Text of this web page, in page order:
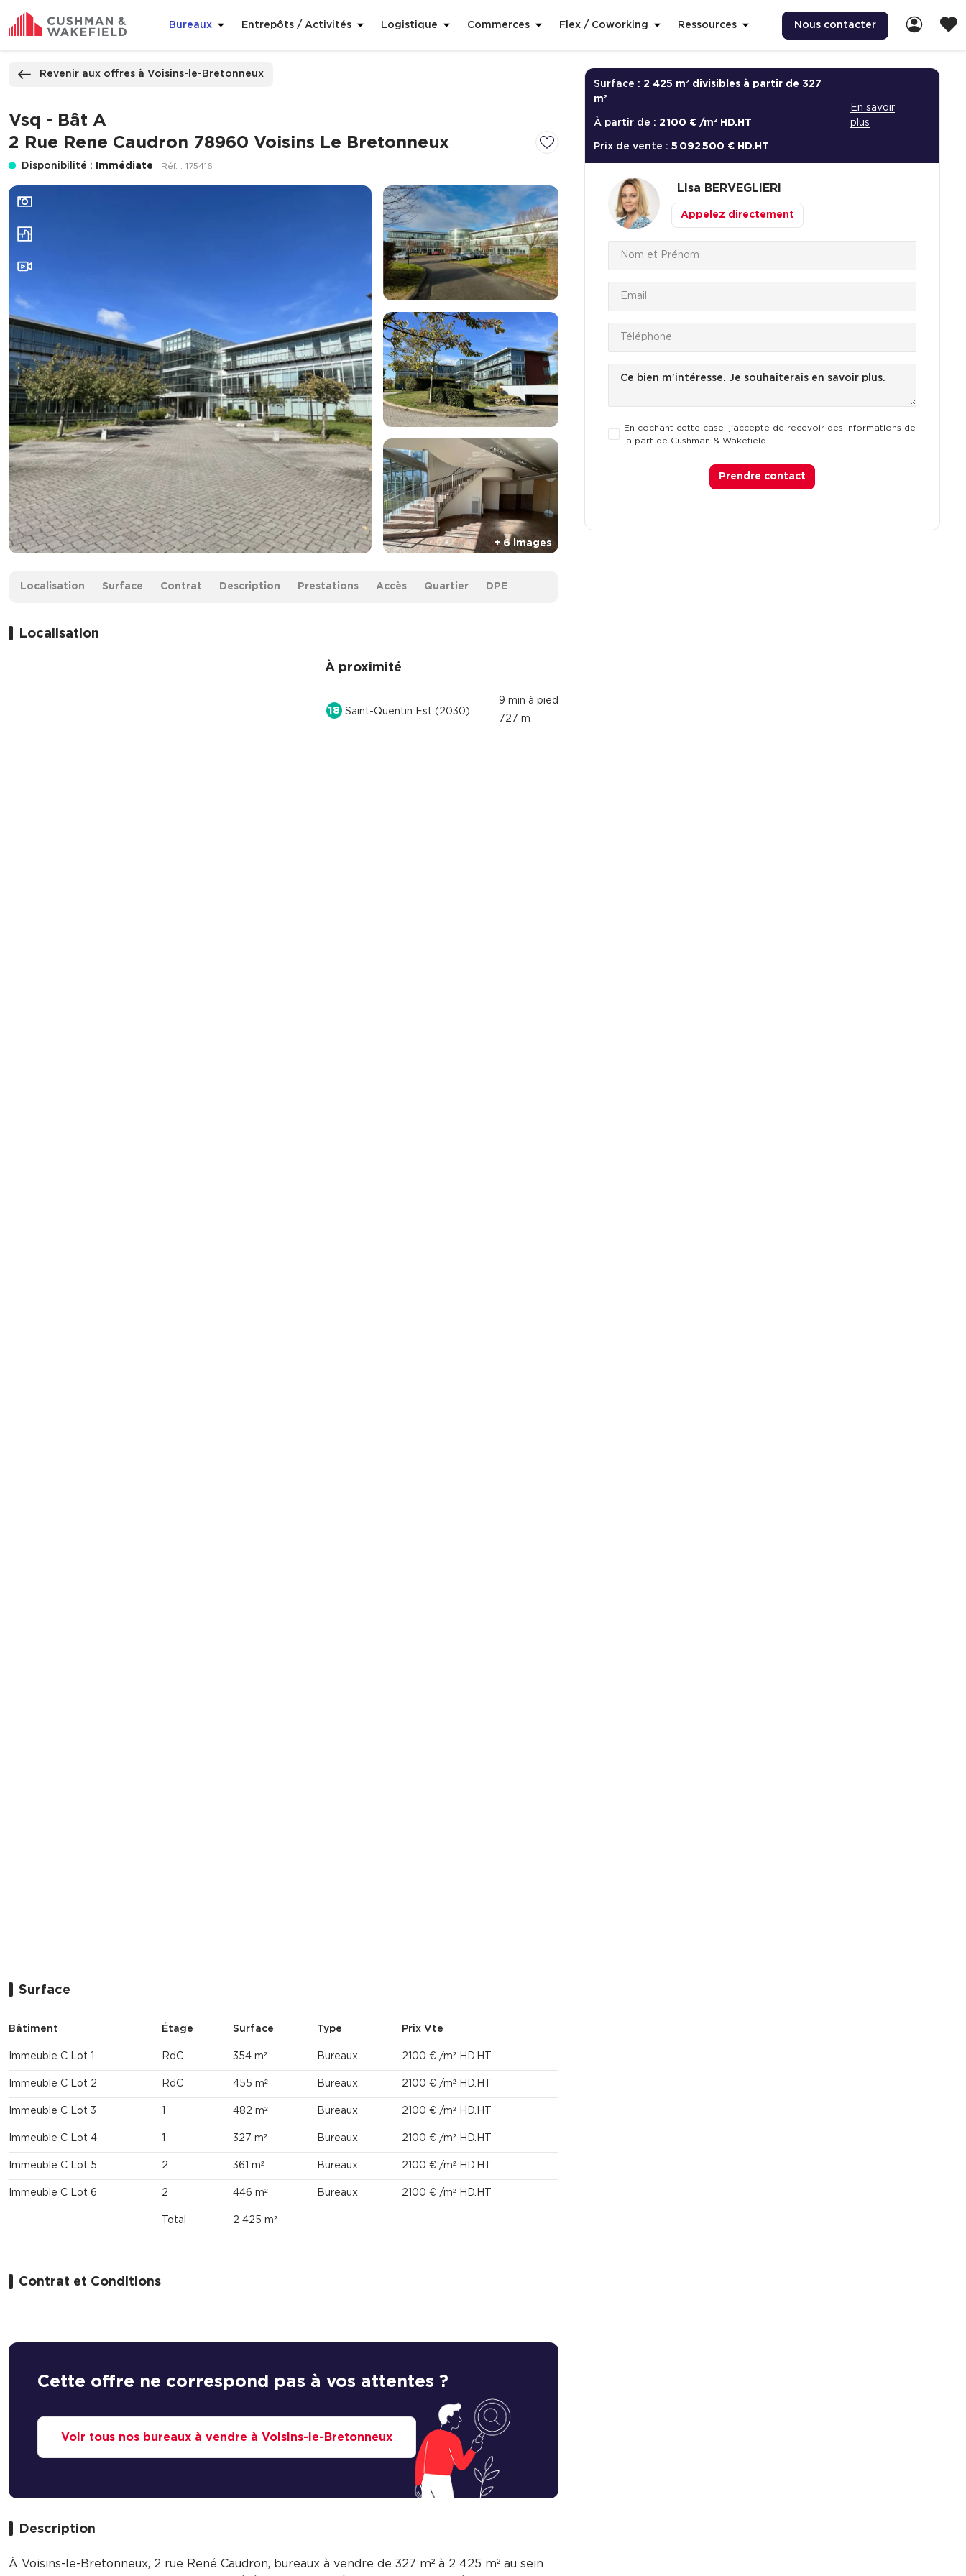
Bureaux Entrepôts / Activités Logistique Commerces Flex / Coworking Ressources Nous contacter
Revenir aux offres à Voisins-le-Bretonneux
Vsq - Bât A
2 Rue Rene Caudron 78960 Voisins Le Bretonneux
Disponibilité : Immédiate | Réf. : 175416
Prix de vente :
Localisation Surface Contrat Description Prestations Accès Quartier DPE
Localisation
À proximité
18 Saint-Quentin Est (2030)
9 min à pied
727 m
Surface
Bâtiment Étage Surface Type Prix Vte
Immeuble C Lot 1 RdC 354 m² Bureaux 2100 € /m² HD.HT
Immeuble C Lot 2 RdC 455 m² Bureaux 2100 € /m² HD.HT
Immeuble C Lot 3 482 m² Bureaux 2100 € /m² HD.HT
Immeuble C Lot 4 327 m² Bureaux 2100 € /m² HD.HT
Immeuble C Lot 5 2 361 m² Bureaux 2100 € /m² HD.HT
Immeuble C Lot 6 2 446 m² Bureaux 2100 € /m² HD.HT
Total 2 425 m²
Contrat et Conditions
Cette offre ne correspond pas à vos attentes ?
Voir tous nos bureaux à vendre à Voisins-le-Bretonneux
Description
À Voisins-le-Bretonneux, 2 rue René Caudron, bureaux à vendre de 327 m² à 2 425 m² au sein
Surface : 2 425 m² divisibles à partir de 327
m²
À partir de : 2 100 € /m² HD.HT
Prix de vente : 5 092 500 € HD.HT
En savoir
plus
Lisa BERVEGLIERI
Appelez directement
En cochant cette case, j'accepte de recevoir des informations de
la part de Cushman & Wakefield.
Prendre contact